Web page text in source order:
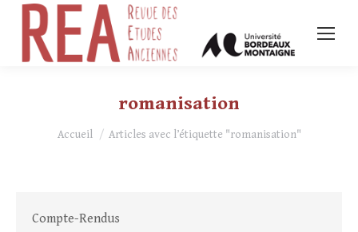
romanisation
Vous êtes ici :
Accueil Articles avec l’étiquette "romanisation"
Compte-Rendus